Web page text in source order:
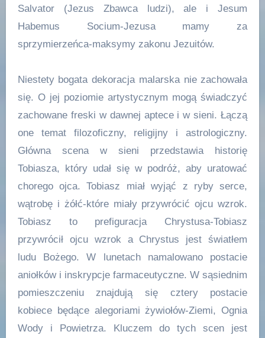
Salvator (Jezus Zbawca ludzi), ale i Jesum
Habemus Socium-Jezusa mamy za
sprzymierzeńca-maksymy zakonu Jezuitów.
Niestety bogata dekoracja malarska nie zachowała
się. O jej poziomie artystycznym mogą świadczyć
zachowane freski w dawnej aptece i w sieni. Łączą
one temat filozoficzny, religijny i astrologiczny.
Główna scena w sieni przedstawia historię
Tobiasza, który udał się w podróż, aby uratować
chorego ojca. Tobiasz miał wyjąć z ryby serce,
wątrobę i żółć-które miały przywrócić ojcu wzrok.
Tobiasz to prefiguracja Chrystusa-Tobiasz
przywrócił ojcu wzrok a Chrystus jest światłem
ludu Bożego. W lunetach namalowano postacie
aniołków i inskrypcje farmaceutyczne. W sąsiednim
pomieszczeniu znajdują się cztery postacie
kobiece będące alegoriami żywiołów-Ziemi, Ognia
Wody i Powietrza. Kluczem do tych scen jest